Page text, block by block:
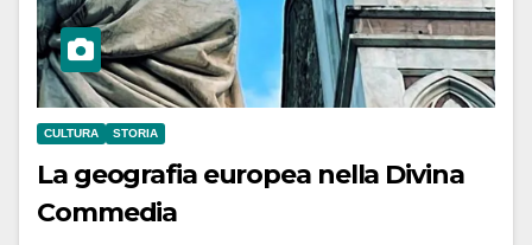
CULTURA STORIA
La geografia europea nella Divina
Commedia